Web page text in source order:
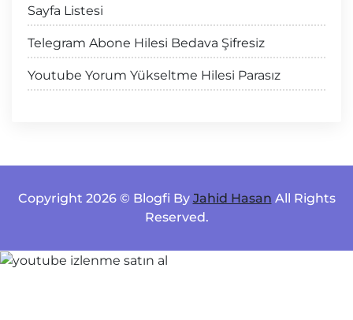
Sayfa Listesi
Telegram Abone Hilesi Bedava Şifresiz
Youtube Yorum Yükseltme Hilesi Parasız
Copyright 2026 © Blogfi By Jahid Hasan All Rights
Reserved.